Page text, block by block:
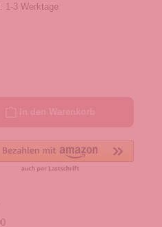
1-3 Werktage